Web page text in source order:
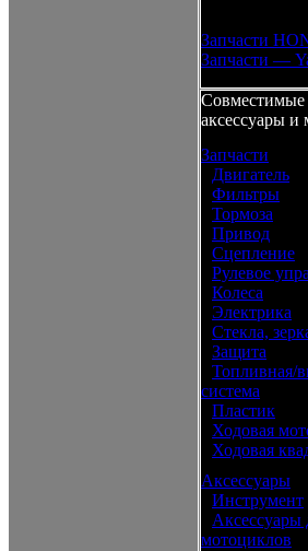
Запчасти
Запчасти —
Совместимые
аксессуары и
Запчасти
Двигатель
Фильтры
Тормоза
Привод
Сцепление
Рулевое
Колеса
Электрика
Стекла,
Защита
Топливная/
система
Пластик
Ходовая
Ходовая
Аксессуары
Инструмент
Аксессуары
мотоциклов